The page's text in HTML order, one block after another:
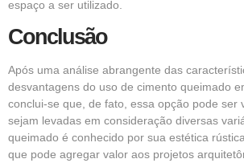
espaço a ser utilizado.
Conclusão
Após uma análise abrangente das
desvantagens do uso de cimento queimado
conclui-se que, de fato, essa opção pode ser
sejam levadas em consideração diversas
queimado é conhecido por sua estética
que pode agregar valor aos projetos